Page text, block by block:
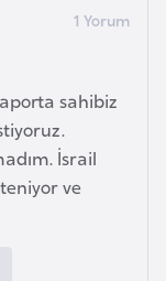
sahibiz
İsrail
ve